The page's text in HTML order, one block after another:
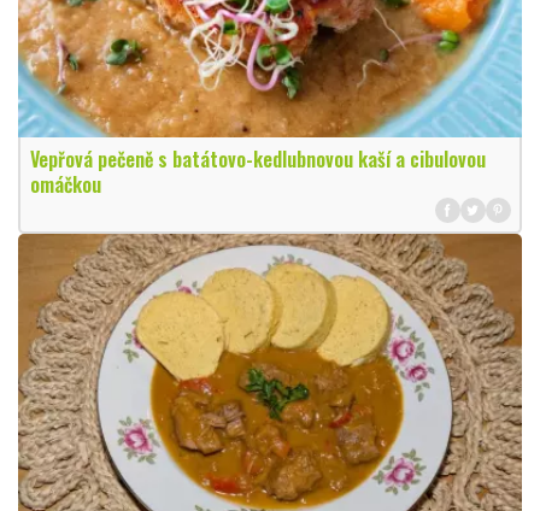
Vepřová pečeně s batátovo-kedlubnovou kaší a cibulovou
omáčkou